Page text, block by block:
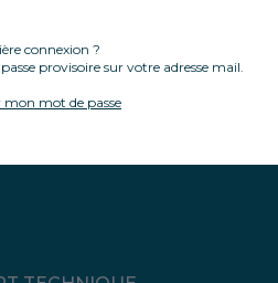
connexion ?
provisoire sur votre adresse mail.
mon mot de passe